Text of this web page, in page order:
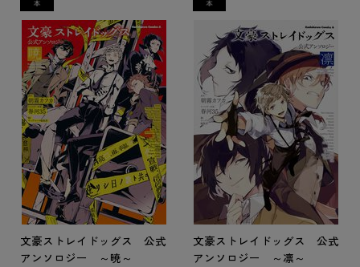
文豪ストレイドッグス 公式
アンソロジー ～暁～
文豪ストレイドッグス 公式
アンソロジー ～凛～